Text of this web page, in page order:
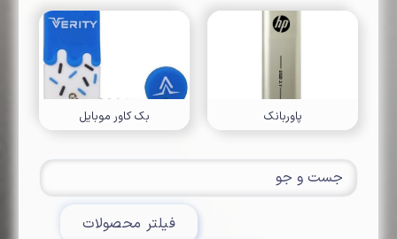
بک کاور موبایل پاوربانک
فیلتر محصولات